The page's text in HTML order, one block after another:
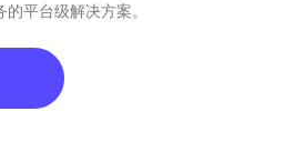
平台级解决方案。